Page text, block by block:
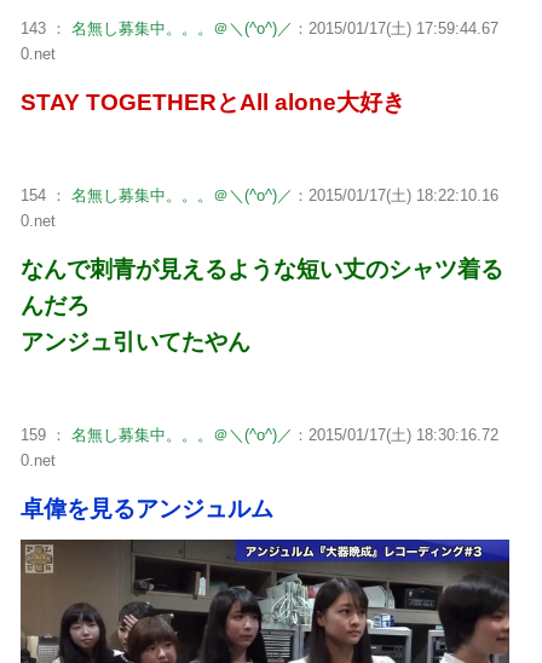
143 ： 名無し募集中。。。＠＼(^o^)／ ：2015/01/17(土) 17:59:44.67
0.net
STAY TOGETHERとAll alone大好き
154 ： 名無し募集中。。。＠＼(^o^)／ ：2015/01/17(土) 18:22:10.16
0.net
なんで刺青が見えるような短い丈のシャツ着る
んだろ
アンジュ引いてたやん
159 ： 名無し募集中。。。＠＼(^o^)／ ：2015/01/17(土) 18:30:16.72
0.net
卓偉を見るアンジュルム